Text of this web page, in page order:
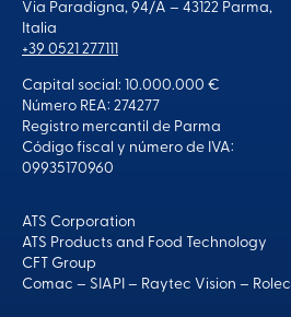
Via Paradigna, 94/A – 43122 Parma,
Italia
+39 0521 277111
Capital social: 10.000.000 €
Número REA: 274277
Registro mercantil de Parma
Código fiscal y número de IVA:
09935170960
ATS Corporation
ATS Products and Food Technology
CFT Group
Comac – SIAPI – Raytec Vision – Rolec